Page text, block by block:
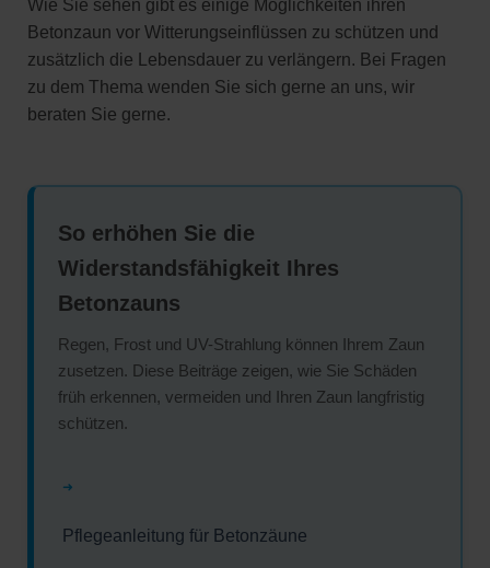
Wie Sie sehen gibt es einige Möglichkeiten ihren
Betonzaun vor Witterungseinflüssen zu schützen und
zusätzlich die Lebensdauer zu verlängern. Bei Fragen
zu dem Thema wenden Sie sich gerne an uns, wir
beraten Sie gerne.
So erhöhen Sie die
Widerstandsfähigkeit Ihres
Betonzauns
Regen, Frost und UV-Strahlung können Ihrem Zaun
zusetzen. Diese Beiträge zeigen, wie Sie Schäden
früh erkennen, vermeiden und Ihren Zaun langfristig
schützen.
➜
Pflegeanleitung für Betonzäune